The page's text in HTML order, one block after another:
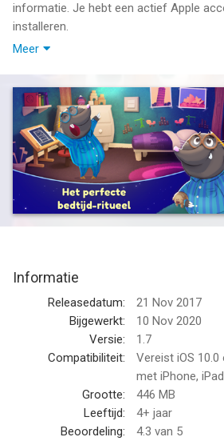
informatie. Je hebt een actief Apple
installeren.
Circus" – meer dan 8 miljoen ouders
kinderen met onze verhaaltjes-apps
"Slaap Lekker" app draait alles om het
Het is de perfecte app voor het
schattige diertjes, leuke muziek voor
geweldig verhaaltje. Kinderen stappen
bosomgeving met 7 verschillende
Elk dier voert verschillende grappige en
bewegingen uit om deze aan het kind te
gaat slapen. "Slaap Lekker Bosdieren" is
bekroonde kunstenaar Jeremy Kool.
aandacht voor details maakt hij
modellen en lichteffecten te
Hoogtepunten:
Meer
Informatie
Releasedatum:
21 Nov 2017
Bijgewerkt:
10 Nov 2020
Versie:
1.7
Compatibiliteit:
Vereist iOS
met iPhone,
Grootte:
446 MB
Leeftijd:
4+ jaar
Beoordeling:
4.3 van 5